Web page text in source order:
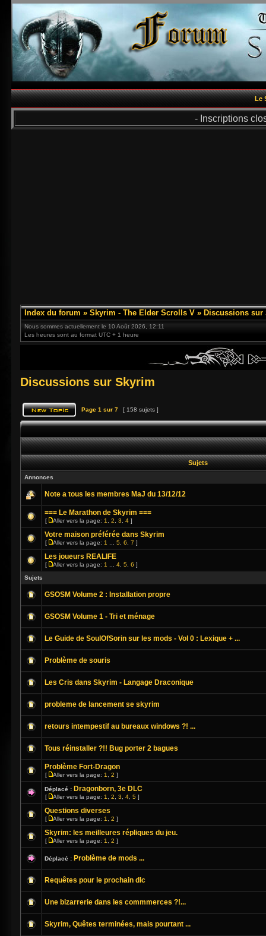
Le
- Inscriptions
Index du forum » Skyrim - The Elder Scrolls V » Discussions sur
Nous sommes actuellement le 10 Août 2026, 12:11
Les heures sont au format UTC + 1 heure
Discussions sur Skyrim
Page 1 sur 7 [ 158 sujets ]
Sujets
Annonces
Note a tous les membres MaJ du 13/12/12
=== Le Marathon de Skyrim ===
[ Aller vers la page: 1 2 3 4 ]
Votre maison préférée dans Skyrim
[ Aller vers la page: 1 5 6 7 ]
Les joueurs REALIFE
[ Aller vers la page: 1 4 5 6 ]
Sujets
GSOSM Volume 2 : Installation propre
GSOSM Volume 1 - Tri et ménage
Le Guide de SoulOfSorin sur les mods - Vol 0 : Lexique + ...
Problème de souris
Les Cris dans Skyrim - Langage Draconique
probleme de lancement se skyrim
retours intempestif au bureaux windows ?! ...
Tous réinstaller ?!! Bug porter 2 bagues
Problème Fort-Dragon
[ Aller vers la page: 1 2 ]
Déplacé : Dragonborn, 3e DLC
[ Aller vers la page: 1 2 3 4 5 ]
Questions diverses
[ Aller vers la page: 1 2 ]
Skyrim: les meilleures répliques du jeu.
[ Aller vers la page: 1 2 ]
Déplacé : Problème de mods ...
Requêtes pour le prochain dlc
Une bizarrerie dans les commmerces ?!...
Skyrim, Quêtes terminées, mais pourtant ...